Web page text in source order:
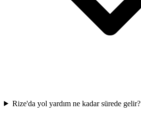
Rize'da yol yardım ne kadar sürede gelir?